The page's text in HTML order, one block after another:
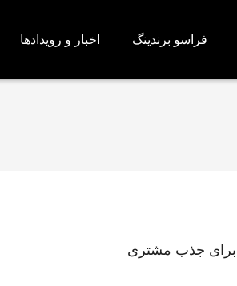
فراسو برندینگ اخبار و رویدادها
برای جذب مشتری